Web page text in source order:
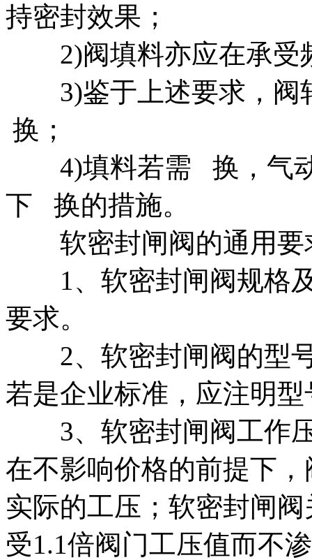
持密封效果；
2)阀填料亦应在承受
3)鉴于上述要求，阀
换；
4)填料若需 换，气动
下 换的措施。
软密封闸阀的通用要
1、软密封闸阀规格及
要求。
2、软密封闸阀的型号
若是企业标准，应注明
3、软密封闸阀工作压
在不影响价格的前提下
实际的工压；软密封闸
受1.1倍阀门工压值而不